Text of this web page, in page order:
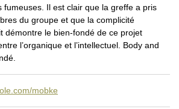
fumeuses. Il est clair que la greffe a pris
du groupe et que la complicité
démontre le bien-fondé de ce projet
l’organique et l’intellectuel. Body and
mobke